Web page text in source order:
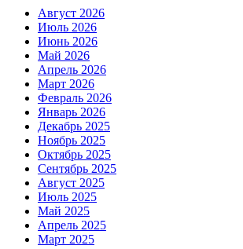
Август 2026
Июль 2026
Июнь 2026
Май 2026
Апрель 2026
Март 2026
Февраль 2026
Январь 2026
Декабрь 2025
Ноябрь 2025
Октябрь 2025
Сентябрь 2025
Август 2025
Июль 2025
Май 2025
Апрель 2025
Март 2025